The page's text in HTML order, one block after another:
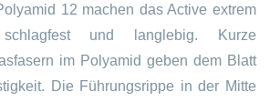
12 machen das Active extrem
schlagfest und langlebig. Kurze
im Polyamid geben dem Blatt
Die Führungsrippe in der Mitte